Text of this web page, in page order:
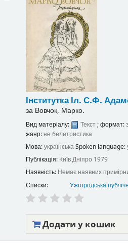
ІнституткаІл. С.Ф.
за Вовчок, Марко.
Вид матеріалу: Текст; формат:
жанр: не белетристика
Мова:українськаSpoken language:
Публікація: КиївДніпро 1979
Наявність: Немає наявних
Списки:
Ужгородська
Додати у кошик